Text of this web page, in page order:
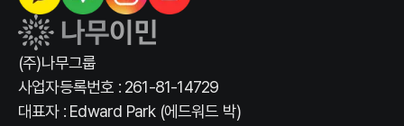
(주)나무그룹
사업자등록번호 : 261-81-14729
대표자 : Edward Park (에드워드 박)